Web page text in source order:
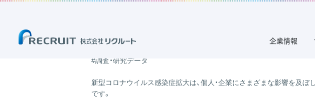
企業情報
の向上
#調査・研究データ
新型コロナウイルス感染症拡大は、個人・企業にさまざまな影響を及
です。